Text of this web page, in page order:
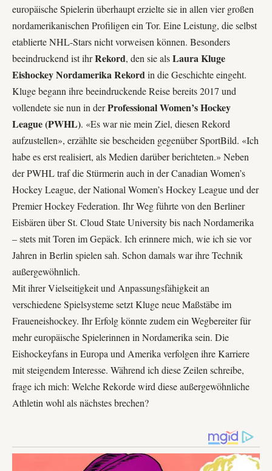
europäische Spielerin überhaupt erzielte sie in allen vier großen
nordamerikanischen Profiligen ein Tor. Eine Leistung, die selbst
etablierte NHL-Stars nicht vorweisen können. Besonders
beeindruckend ist ihrRekord, den sie alsLaura Kluge
Eishockey Nordamerika Rekordin die Geschichte eingeht.
Kluge begann ihre beeindruckende Reise bereits 2017 und
vollendete sie nun in derProfessional Women’s Hockey
League (PWHL). «Es war nie mein Ziel, diesen Rekord
aufzustellen», erzählte sie bescheiden gegenüber SportBild. «Ich
habe es erst realisiert, als Medien darüber berichteten.» Neben
der PWHL traf die Stürmerin auch in der Canadian Women’s
Hockey League, der National Women’s Hockey League und der
Premier Hockey Federation. Ihr Weg führte von den Berliner
Eisbären über St. Cloud State University bis nach Nordamerika
– stets mit Toren im Gepäck. Ich erinnere mich, wie ich sie vor
Jahren in Berlin spielen sah. Schon damals war ihre Technik
außergewöhnlich.
Mit ihrer Vielseitigkeit und Anpassungsfähigkeit an
verschiedene Spielsysteme setzt Kluge neue Maßstäbe im
Fraueneishockey. Ihr Erfolg könnte zudem ein Wegbereiter für
mehr europäische Spielerinnen in Nordamerika sein. Die
Eishockeyfans in Europa und Amerikaverfolgen ihre Karriere
mit steigendem Interesse. Während ich diese Zeilen schreibe,
frage ich mich: Welche Rekorde wird diese außergewöhnliche
Athletin wohl als nächstes brechen?